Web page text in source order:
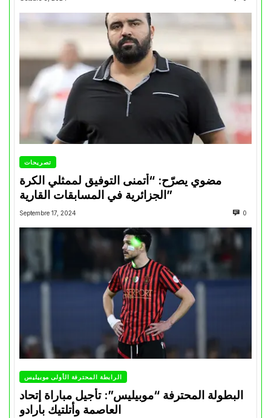
تصريحات
مضوي يصرّح: “أتمنى التوفيق لممثلي الكرة
الجزائرية في المسابقات القارية”
Septembre 17, 2024 0
الرابطة المحترفة الأولى موبيليس
البطولة المحترفة “موبيليس”: تأجيل مباراة إتحاد
العاصمة وأتلتيك بارادو